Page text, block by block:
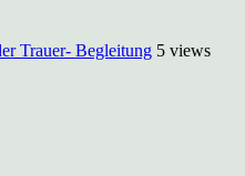
Trauer- Begleitung 5 views